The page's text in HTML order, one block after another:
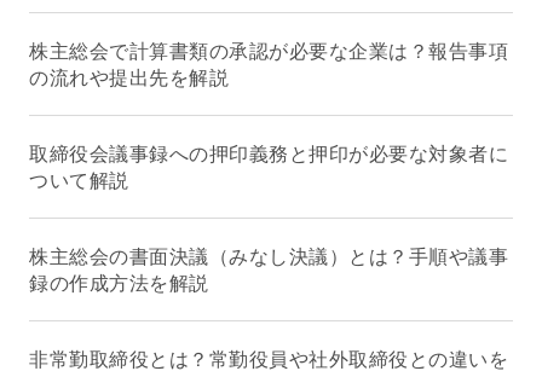
株主総会で計算書類の承認が必要な企業は？報告事項
の流れや提出先を解説
取締役会議事録への押印義務と押印が必要な対象者に
ついて解説
株主総会の書面決議（みなし決議）とは？手順や議事
録の作成方法を解説
非常勤取締役とは？常勤役員や社外取締役との違いを